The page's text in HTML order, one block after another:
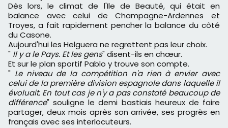
Dès lors, le climat de l'Ile de Beauté, qui était en
balance avec celui de Champagne-Ardennes et
Troyes, a fait rapidement pencher la balance du côté
du Casone.
Aujourd'hui les Helguera ne regrettent pas leur choix.
" Il y a le Pays. Et les gens" disent-ils en chœur.
Et sur le plan sportif Pablo y trouve son compte.
" Le niveau de la compétition n'a rien à envier avec
celui de la première division espagnole dans laquelle il
évoluait. En tout cas je n'y a pas constaté beaucoup de
différence" souligne le demi bastiais heureux de faire
partager, deux mois après son arrivée, ses progrès en
français avec ses interlocuteurs.